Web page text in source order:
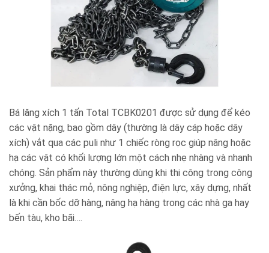
Bá lăng xích 1 tấn Total TCBK0201 được sử dụng để kéo
các vật nặng, bao gồm dây (thường là dây cáp hoặc dây
xích) vắt qua các puli như 1 chiếc ròng rọc giúp nâng hoặc
hạ các vật có khối lượng lớn một cách nhẹ nhàng và nhanh
chóng. Sản phẩm này thường dùng khi thi công trong công
xưởng, khai thác mỏ, nông nghiệp, điện lực, xây dựng, nhất
là khi cần bốc dỡ hàng, nâng hạ hàng trong các nhà ga hay
bến tàu, kho bãi….